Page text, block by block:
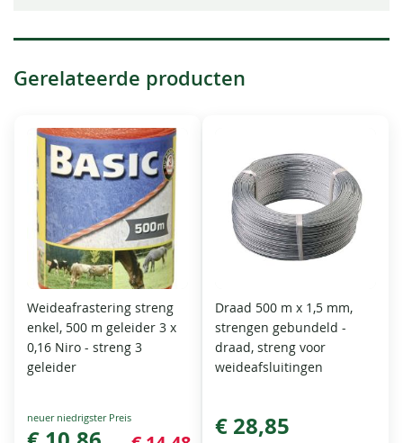
Gerelateerde producten
Weideafrastering streng
enkel, 500 m geleider 3 x
0,16 Niro - streng 3
geleider
Special
Price
Draad 500 m x 1,5 mm,
strengen gebundeld -
draad, streng voor
weideafsluitingen
€ 28,85